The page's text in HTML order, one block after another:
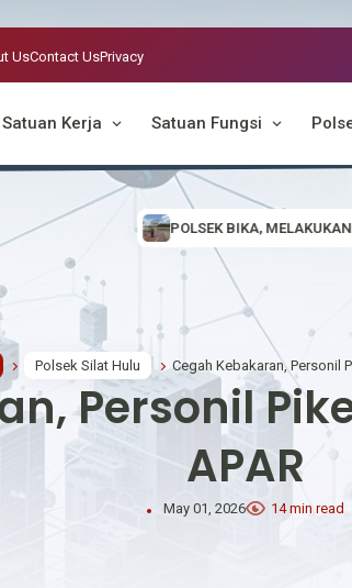
UsContact UsPrivacy
Satuan Kerja Satuan Fungsi
BIKA, MELAKUKAN PENGAMANAN SPBU
Polsek Silat Hulu Cegah Kebakaran, Personil
Personil
APAR
May 01, 2026 14 min read